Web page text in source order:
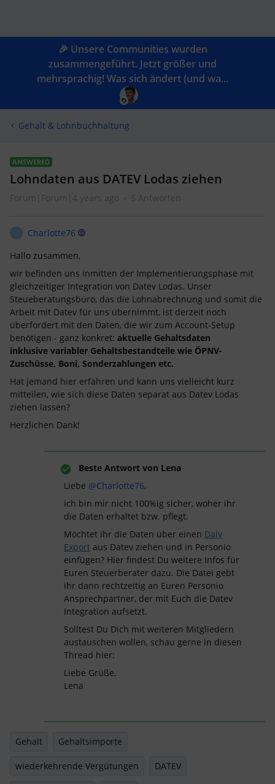
🎉 Unsere Communities wurden
zusammengeführt. Jetzt größer und
mehrsprachig! Was sich ändert (und wa...
Gehalt & Lohnbuchhaltung
ANSWERED
Lohndaten aus DATEV Lodas ziehen
Forum|Forum|4 years ago 5 Antworten
Charlotte76
Hallo zusammen,
wir befinden uns inmitten der Implementierungsphase mit
gleichzeitiger Integration von Datev Lodas. Unser
Steueberatungsbüro, das die Lohnabrechnung und somit die
Arbeit mit Datev für uns übernimmt, ist derzeit noch
überfordert mit den Daten, die wir zum Account-Setup
benötigen - ganz konkret: aktuelle Gehaltsdaten
inklusive variabler Gehaltsbestandteile wie ÖPNV-
Zuschüsse, Boni, Sonderzahlungen etc.
Hat jemand hier erfahren und kann uns vielleicht kurz
mitteilen, wie sich diese Daten separat aus Datev Lodas
ziehen lassen?
Herzlichen Dank!
Beste Antwort von Lena
Liebe @Charlotte76,
ich bin mir nicht 100%ig sicher, woher ihr
die Daten erhaltet bzw. pflegt.
Möchtet ihr die Daten über einen Daly
Export aus Datev ziehen und in Personio
einfügen? Hier findest Du weitere Infos für
Euren Steuerberater dazu. Die Datei gebt
ihr dann rechtzeitig an Euren Personio
Ansprechpartner, der mit Euch die Datev
Integration aufsetzt.
Solltest Du Dich mit weiteren Mitgliedern
austauschen wollen, schau gerne in diesen
Thread hier:
Liebe Grüße,
Lena
Gehalt Gehaltsimporte
wiederkehrende Vergütungen DATEV